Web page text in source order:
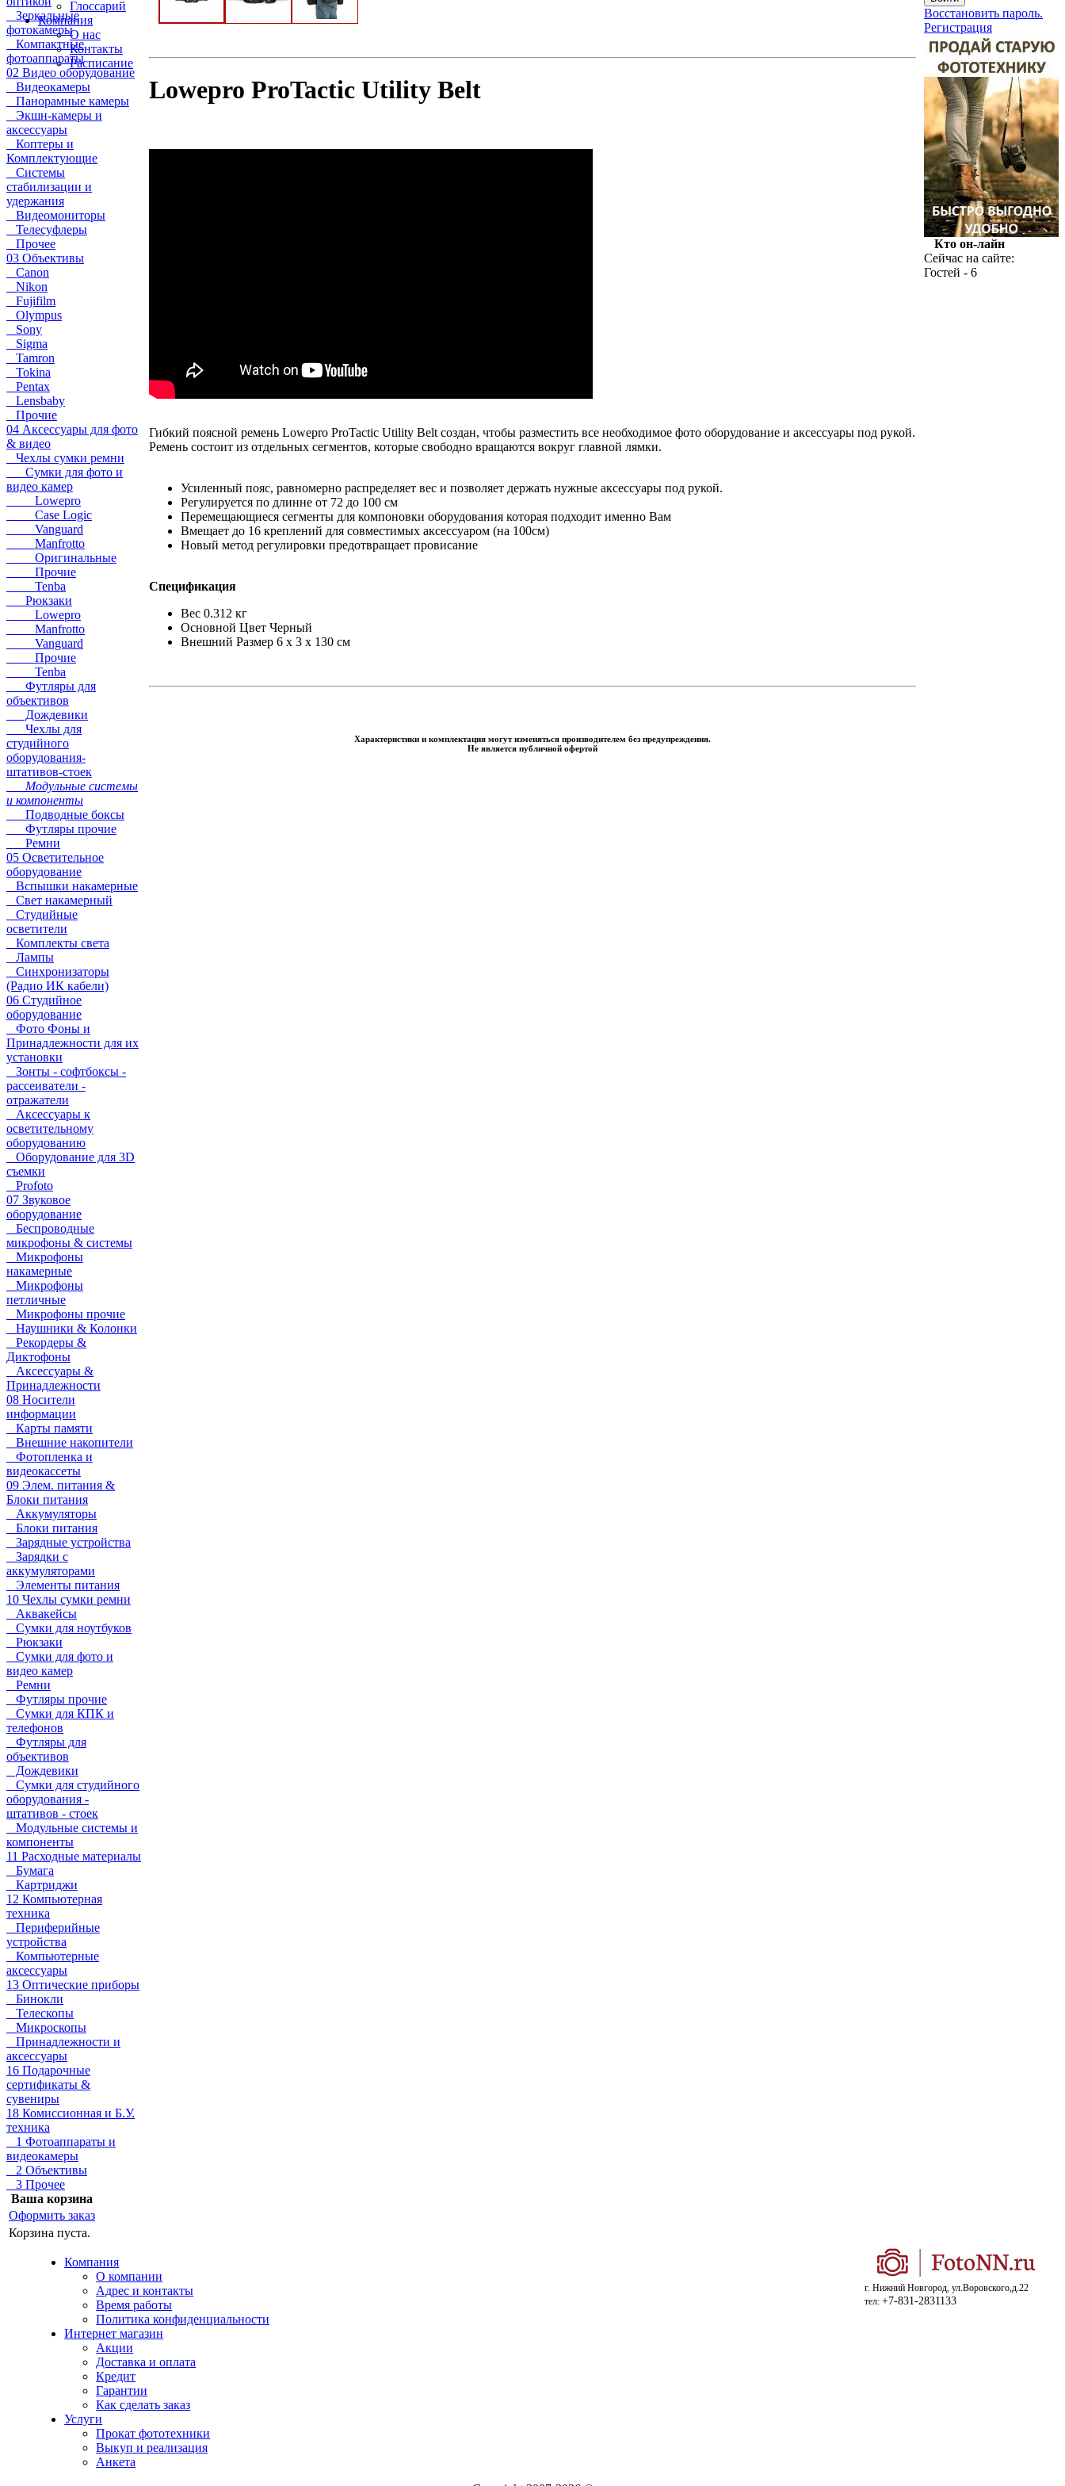
Глоссарий
Компания
О нас
Контакты
Расписание
Зеркальные
фотокамеры
Компактные
фотоаппараты
02 Видео оборудование
Видеокамеры
Панорамные камеры
Экшн-камеры и
аксессуары
Коптеры и
Комплектующие
Системы
стабилизации и
удержания
Видеомониторы
Телесуфлеры
Прочее
03 Объективы
Canon
Nikon
Fujifilm
Olympus
Sony
Sigma
Tamron
Tokina
Pentax
Lensbaby
Прочие
04 Аксессуары для фото
& видео
Чехлы сумки ремни
Сумки для фото и
видео камер
Lowepro
Case Logic
Vanguard
Manfrotto
Оригинальные
Прочие
Tenba
Рюкзаки
Lowepro
Manfrotto
Vanguard
Прочие
Tenba
Футляры для
объективов
Дождевики
Чехлы для
студийного
оборудования-
штативов-стоек
Модульные системы
и компоненты
Подводные боксы
Футляры прочие
Ремни
05 Осветительное
оборудование
Вспышки накамерные
Свет накамерный
Студийные
осветители
Комплекты света
Лампы
Синхронизаторы
(Радио ИК кабели)
06 Студийное
оборудование
Фото Фоны и
Принадлежности для их
установки
Зонты - софтбоксы -
рассеиватели -
отражатели
Аксессуары к
осветительному
оборудованию
Оборудование для 3D
съемки
Profoto
07 Звуковое
оборудование
Беспроводные
микрофоны & системы
Микрофоны
накамерные
Микрофоны
петличные
Микрофоны прочие
Наушники & Колонки
Рекордеры &
Диктофоны
Аксессуары &
Принадлежности
08 Носители
информации
Карты памяти
Внешние накопители
Фотопленка и
видеокассеты
09 Элем. питания &
Блоки питания
Аккумуляторы
Блоки питания
Зарядные устройства
Зарядки с
аккумуляторами
Элементы питания
10 Чехлы сумки ремни
Аквакейсы
Сумки для ноутбуков
Рюкзаки
Сумки для фото и
видео камер
Ремни
Футляры прочие
Сумки для КПК и
телефонов
Футляры для
объективов
Дождевики
Сумки для студийного
оборудования -
штативов - стоек
Модульные системы и
компоненты
11 Расходные материалы
Бумага
Картриджи
12 Компьютерная
техника
Периферийные
устройства
Компьютерные
аксессуары
13 Оптические приборы
Бинокли
Телескопы
Микроскопы
Принадлежности и
аксессуары
16 Подарочные
сертификаты &
сувениры
18 Комиссионная и Б.У.
техника
1 Фотоаппараты и
видеокамеры
2 Объективы
3 Прочее
Ваша корзина
Оформить заказ
Корзина пуста.
Lowepro ProTactic Utility Belt
Гибкий поясной ремень Lowepro ProTactic Utility Belt создан, чтобы разместить все необходимое фото оборудование и аксессуары под рукой.
Ремень состоит из отдельных сегментов, которые свободно вращаются вокруг главной лямки.
Усиленный пояс, равномерно распределяет вес и позволяет держать нужные аксессуары под рукой.
Регулируется по длинне от 72 до 100 см
Перемещающиеся сегменты для компоновки оборудования которая подходит именно Вам
Вмещает до 16 креплений для совместимых аксессуаром (на 100см)
Новый метод регулировки предотвращает провисание
Спецификация
Вес 0.312 кг
Основной Цвет Черный
Внешний Размер 6 x 3 x 130 см
Характеристики и комплектация могут изменяться производителем без предупреждения.
Не является публичной офертой
Восстановить пароль.
Регистрация
Кто он-лайн
Сейчас на сайте:
Гостей - 6
Компания
О компании
Адрес и контакты
Время работы
Политика конфиденциальности
Интернет магазин
Акции
Доставка и оплата
Кредит
Гарантии
Как сделать заказ
Услуги
Прокат фототехники
Выкуп и реализация
Анкета
г. Нижний Новгород, ул.Воровского,д.22
тел: +7-831-2831133